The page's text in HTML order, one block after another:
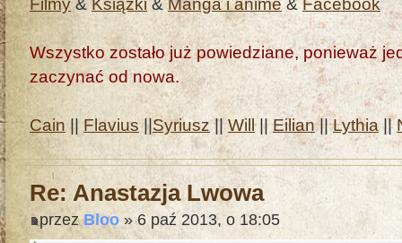
Wszystko zostało już powiedziane, ponieważ
zaczynać od nowa.
Cain ||Flavius||Syriusz|| Will||Eilian||Lythia ||
Re: Anastazja Lwowa
przezBloo » 6 paź 2013, o 18:05